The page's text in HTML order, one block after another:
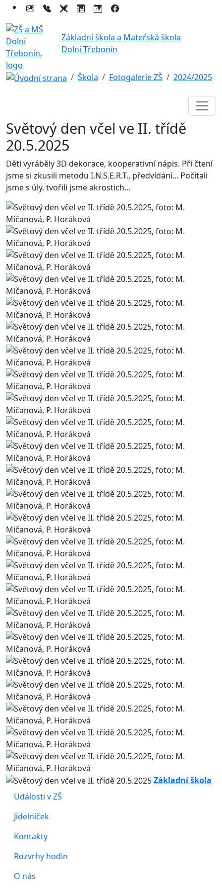
Základní škola a Mateřská škola
Dolní Třebonín
Škola Fotogalerie ZŠ 2024/2025
Světový den včel ve II. třídě
20.5.2025
Děti vyráběly 3D dekorace, kooperativní nápis. Při čtení
jsme si zkusili metodu I.N.S.E.R.T., předvídání... Počítali
jsme s úly, tvořili jsme akrostich...
Základní škola
Události v ZŠ
Jídelníček
Kontakty
Rozvrhy hodin
O nás